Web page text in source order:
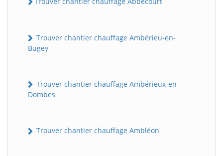
Trouver chantier chauffage Ambérieu-en-
Bugey
Trouver chantier chauffage Ambérieux-en-
Dombes
Trouver chantier chauffage Ambléon